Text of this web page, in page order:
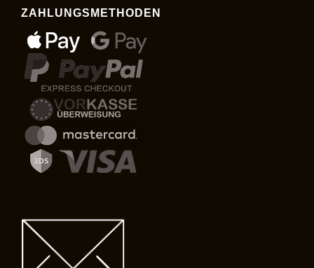
ZAHLUNGSMETHODEN